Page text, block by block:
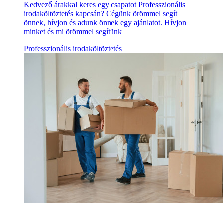
Kedvező árakkal keres egy csapatot Professzionális
irodaköltöztetés kapcsán? Cégünk örömmel segít
önnek, hívjon és adunk önnek egy ajánlatot. Hívjon
minket és mi örömmel segítünk
Professzionális irodaköltöztetés